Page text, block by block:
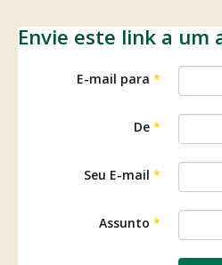
Envie este link a um
E-mail para *
De *
Seu E-mail *
Assunto *